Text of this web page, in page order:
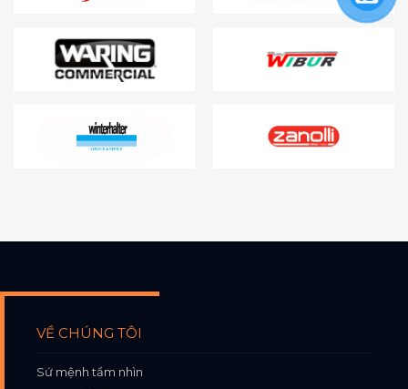
VỀ CHÚNG TÔI
Sứ mệnh tầm nhìn